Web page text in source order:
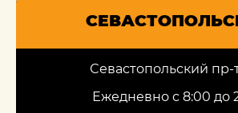
Севастопольский пр-
Ежедневно с 8:00 до